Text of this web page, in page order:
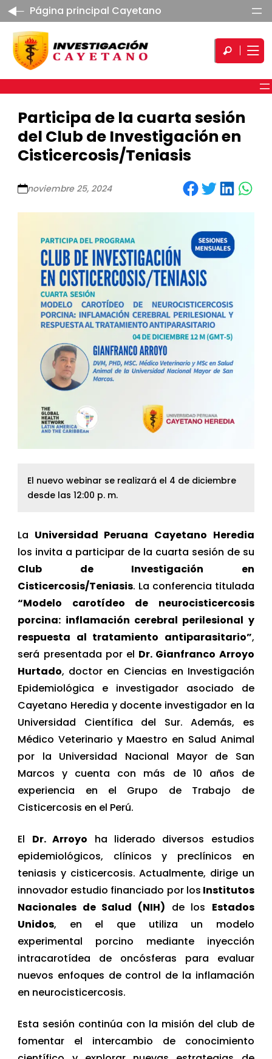
Página principal Cayetano
Participa de la cuarta sesión
del Club de Investigación en
Cisticercosis/Teniasis
noviembre 25, 2024 Share on Facebook Share on Twitter Share on LinkedIn Share on WhatsApp
El nuevo webinar se realizará el 4 de diciembre
desde las 12:00 p. m.
La Universidad Peruana Cayetano Heredia
los invita a participar de la cuarta sesión de su
Club de Investigación en
Cisticercosis/Teniasis. La conferencia titulada
“Modelo carotídeo de neurocisticercosis
porcina: inflamación cerebral perilesional y
respuesta al tratamiento antiparasitario”,
será presentada por el Dr. Gianfranco Arroyo
Hurtado, doctor en Ciencias en Investigación
Epidemiológica e investigador asociado de
Cayetano Heredia y docente investigador en la
Universidad Científica del Sur. Además, es
Médico Veterinario y Maestro en Salud Animal
por la Universidad Nacional Mayor de San
Marcos y cuenta con más de 10 años de
experiencia en el Grupo de Trabajo de
Cisticercosis en el Perú.
El Dr. Arroyo ha liderado diversos estudios
epidemiológicos, clínicos y preclínicos en
teniasis y cisticercosis. Actualmente, dirige un
innovador estudio financiado por los Institutos
Nacionales de Salud (NIH) de los Estados
Unidos, en el que utiliza un modelo
experimental porcino mediante inyección
intracarotídea de oncósferas para evaluar
nuevos enfoques de control de la inflamación
en neurocisticercosis.
Esta sesión continúa con la misión del club de
fomentar el intercambio de conocimiento